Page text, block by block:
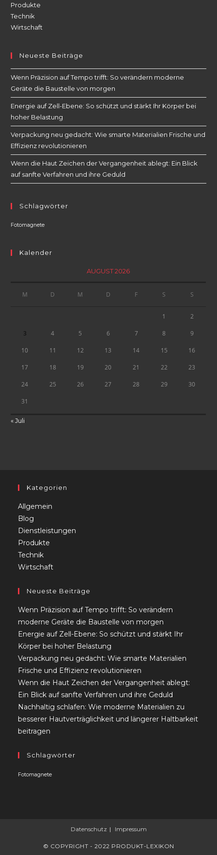
Produkte
Technik
Wirtschaft
Neueste Beiträge
Wenn Präzision auf Tempo trifft: So verändern moderne
Geräte die Baustelle von morgen
Energie auf Zell-Ebene: So schützt und stärkt Ihr Körper bei
hoher Belastung
Verpackung neu gedacht: Wie smarte Materialien Frische und
Effizienz revolutionieren
Wenn die Haut Zeichen der Vergangenheit ablegt: Ein Blick
auf sanfte Verfahren und ihre Geduld
Schlagwörter
Fotomagnete
Kalender
AUGUST 2026
M D M D F S S
1 2
3 4 5 6 7 8 9
10 11 12 13 14 15 16
17 18 19 20 21 22 23
24 25 26 27 28 29 30
31
« Juli
Kategorien
Allgemein
Blog
Dienstleistungen
Produkte
Technik
Wirtschaft
Neueste Beiträge
Wenn Präzision auf Tempo trifft: So verändern
moderne Geräte die Baustelle von morgen
Energie auf Zell-Ebene: So schützt und stärkt Ihr
Körper bei hoher Belastung
Verpackung neu gedacht: Wie smarte Materialien
Frische und Effizienz revolutionieren
Wenn die Haut Zeichen der Vergangenheit ablegt:
Ein Blick auf sanfte Verfahren und ihre Geduld
Nachhaltig schlafen: Wie moderne Materialien zu
besserer Hautverträglichkeit und längerer Haltbarkeit
beitragen
Schlagwörter
Fotomagnete
Datenschutz Impressum
© COPYRIGHT - 2022 PRODUKT-LEXIKON